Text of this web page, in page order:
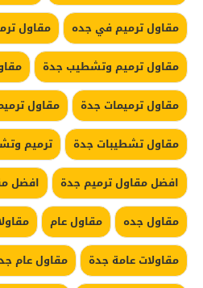
مقاول ترميم في جده
مقاول
مقاول ترميم وتشطيب جدة
مقاول ترميمات جدة
مقاول
مقاول تشطيبات جدة
ترميم
افضل مقاول ترميم جدة
افضل
مقاول جده
مقاول عام
مقاولات عامة جدة
مقاول عام